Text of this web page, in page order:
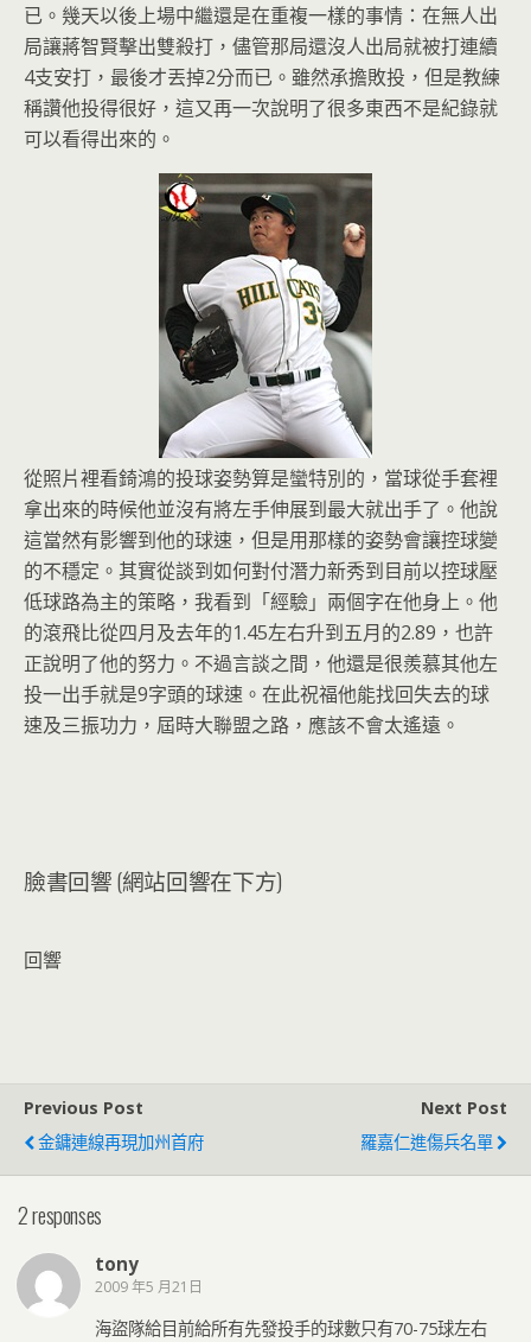
已。幾天以後上場中繼還是在重複一樣的事情：在無人出
局讓蔣智賢擊出雙殺打，儘管那局還沒人出局就被打連續
4支安打，最後才丟掉2分而已。雖然承擔敗投，但是教練
稱讚他投得很好，這又再一次說明了很多東西不是紀錄就
可以看得出來的。
從照片裡看錡鴻的投球姿勢算是蠻特別的，當球從手套裡
拿出來的時候他並沒有將左手伸展到最大就出手了。他說
這當然有影響到他的球速，但是用那樣的姿勢會讓控球變
的不穩定。其實從談到如何對付潛力新秀到目前以控球壓
低球路為主的策略，我看到「經驗」兩個字在他身上。他
的滾飛比從四月及去年的1.45左右升到五月的2.89，也許
正說明了他的努力。不過言談之間，他還是很羨慕其他左
投一出手就是9字頭的球速。在此祝福他能找回失去的球
速及三振功力，屆時大聯盟之路，應該不會太遙遠。
臉書回響 (網站回響在下方)
回響
Previous Post
金鏞連線再現加州首府
Next Post
羅嘉仁進傷兵名單
2 responses
tony
2009 年5 月21日
海盜隊給目前給所有先發投手的球數只有70-75球左右